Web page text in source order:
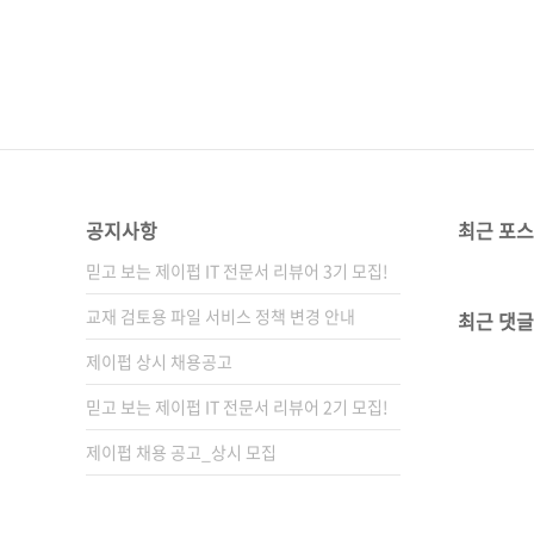
공지사항
믿고 보는 제이펍 IT 전문서 리뷰어 3기 모집!
교재 검토용 파일 서비스 정책 변경 안내
제이펍 상시 채용공고
믿고 보는 제이펍 IT 전문서 리뷰어 2기 모집!
제이펍 채용 공고_상시 모집
최근 포
최근 댓글